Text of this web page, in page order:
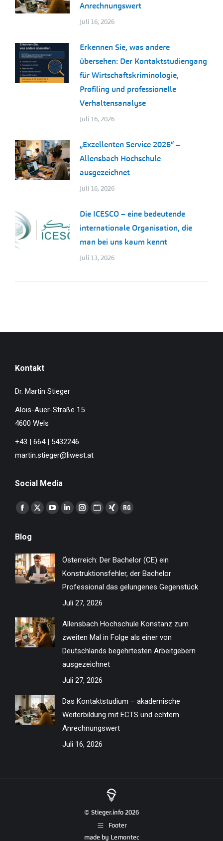
Anrechnungswert
Juli 16, 2026
Erkennen Sie, was andere
übersehen: Der Kontaktstudiengang
für Wirtschaftskriminologie,
Profiling und professionelle
Verhaltensanalyse
Juli 16, 2026
„Exzellenten Service 2026“ –
Allensbach Hochschule
ausgezeichnet
Juli 16, 2026
Die ICESCO – eine bedeutende
internationale Organisation, die
man bei uns kaum kennt
Juli 13, 2026
Kontakt
Dr. Martin Stieger
Alois-Auer-Straße 15
4600 Wels
+43 | 664 | 5432246
martin.stieger@liwest.at
Social Media
Finden Sie uns auf:
Facebook
opens
in
new
window
X
in
new
window
YouTube
in
new
window
Linkedin
new
window
Instagram
new
window
Website
new
window
XING
new
window
ResearchGate
new
window
Blog
Österreich: Der Bachelor (CE) ein
Konstruktionsfehler, der Bachelor
Professional das gelungenes Gegenstück
Juli 27, 2026
Allensbach Hochschule Konstanz zum
zweiten Mal in Folge als einer von
Deutschlands begehrtesten Arbeitgebern
ausgezeichnet
Juli 27, 2026
Das Kontaktstudium – akademische
Weiterbildung mit ECTS und echtem
Anrechnungswert
Juli 16, 2026
© Stieger.info 2026
Footer
made by Lemontec